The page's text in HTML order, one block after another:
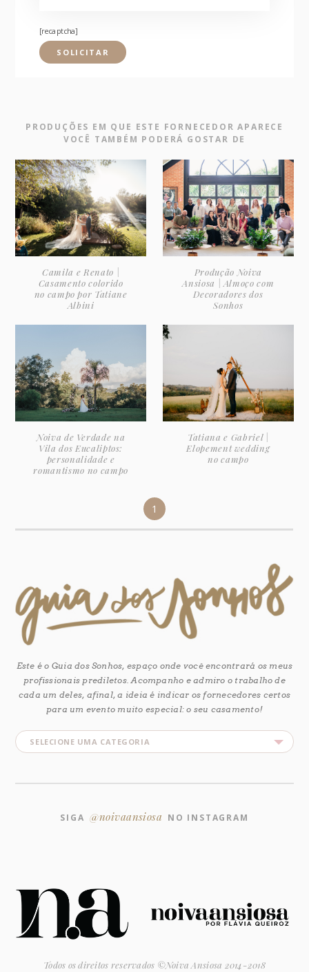
[recaptcha]
PRODUÇÕES EM QUE ESTE FORNECEDOR APARECE
VOCÊ TAMBÉM PODERÁ GOSTAR DE
Camila e Renato |
Casamento colorido
no campo por Tatiane
Albini
Produção Noiva
Ansiosa | Almoço com
Decoradores dos
Sonhos
Noiva de Verdade na
Vila dos Eucaliptos:
personalidade e
romantismo no campo
Tatiana e Gabriel |
Elopement wedding
no campo
1
Este é o Guia dos Sonhos, espaço onde você encontrará os meus
profissionais prediletos. Acompanho e admiro o trabalho de
cada um deles, afinal, a ideia é indicar os fornecedores certos
para um evento muito especial: o seu casamento!
SIGA @noivaansiosa NO INSTAGRAM
Todos os direitos reservados ©Noiva Ansiosa 2014-2018